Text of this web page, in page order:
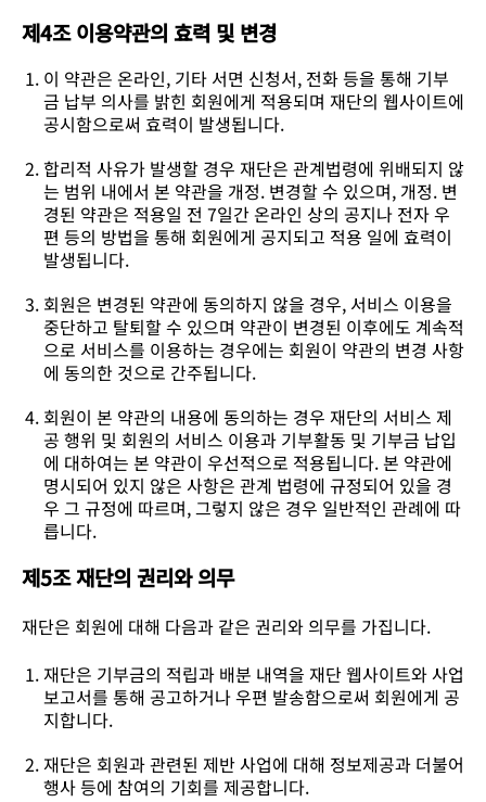
제4조 이용약관의 효력 및 변경
이 약관은 온라인, 기타 서면 신청서, 전화 등을 통해 기부
금 납부 의사를 밝힌 회원에게 적용되며 재단의 웹사이트에
공시함으로써 효력이 발생됩니다.
합리적 사유가 발생할 경우 재단은 관계법령에 위배되지 않
는 범위 내에서 본 약관을 개정. 변경할 수 있으며, 개정. 변
경된 약관은 적용일 전 7일간 온라인 상의 공지나 전자 우
편 등의 방법을 통해 회원에게 공지되고 적용 일에 효력이
발생됩니다.
회원은 변경된 약관에 동의하지 않을 경우, 서비스 이용을
중단하고 탈퇴할 수 있으며 약관이 변경된 이후에도 계속적
으로 서비스를 이용하는 경우에는 회원이 약관의 변경 사항
에 동의한 것으로 간주됩니다.
회원이 본 약관의 내용에 동의하는 경우 재단의 서비스 제
공 행위 및 회원의 서비스 이용과 기부활동 및 기부금 납입
에 대하여는 본 약관이 우선적으로 적용됩니다. 본 약관에
명시되어 있지 않은 사항은 관계 법령에 규정되어 있을 경
우 그 규정에 따르며, 그렇지 않은 경우 일반적인 관례에 따
릅니다.
제5조 재단의 권리와 의무
재단은 회원에 대해 다음과 같은 권리와 의무를 가집니다.
재단은 기부금의 적립과 배분 내역을 재단 웹사이트와 사업
보고서를 통해 공고하거나 우편 발송함으로써 회원에게 공
지합니다.
재단은 회원과 관련된 제반 사업에 대해 정보제공과 더불어
행사 등에 참여의 기회를 제공합니다.